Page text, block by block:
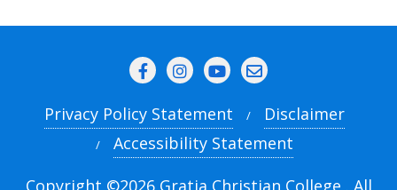
Privacy Policy Statement
Disclaimer
Accessibility Statement
Copyright ©2026 Gratia Christian College . All